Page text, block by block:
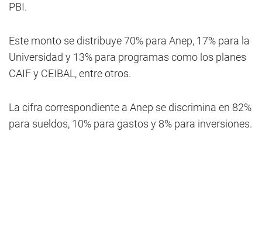
PBI.
Este monto se distribuye 70% para Anep, 17% para la
Universidad y 13% para programas como los planes
CAIF y CEIBAL, entre otros.
La cifra correspondiente a Anep se discrimina en 82%
para sueldos, 10% para gastos y 8% para inversiones.